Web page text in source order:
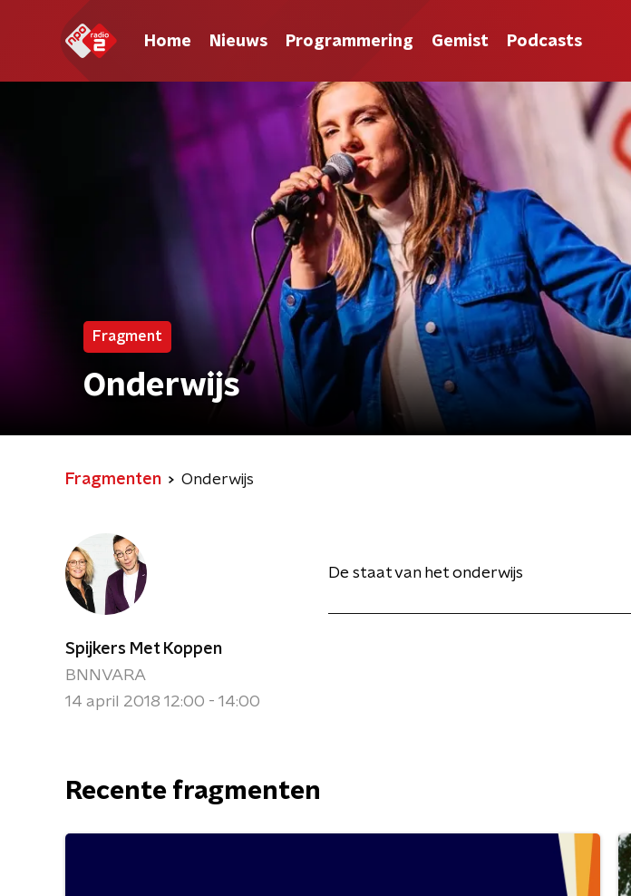
Home Nieuws Programmering Gemist Podcasts
Fragment
Onderwijs
Fragmenten Onderwijs
Spijkers Met Koppen
BNNVARA
14 april 2018 12:00 - 14:00
De staat van het onderwijs
Recente fragmenten